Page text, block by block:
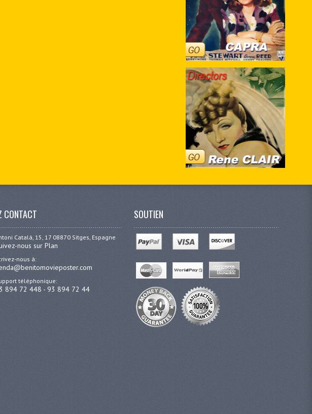
CONTACT
Catalá, 15, 17 08870 Sitges, Espagne
nous sur Plan
nous à:
téléphonique:
894 72 448 - 93 894 72 44
SOUTIEN